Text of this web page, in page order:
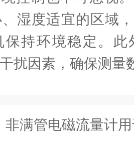
湿度适宜的区域
保持环境稳定。
扰因素，确保测量
非满管电磁流量计